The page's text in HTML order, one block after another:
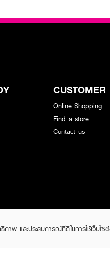
ภาพ และประสบการณ์ที่ดีในการใช้เว็บ
CUSTOMER
Online Shopping
Find a store
Contact us